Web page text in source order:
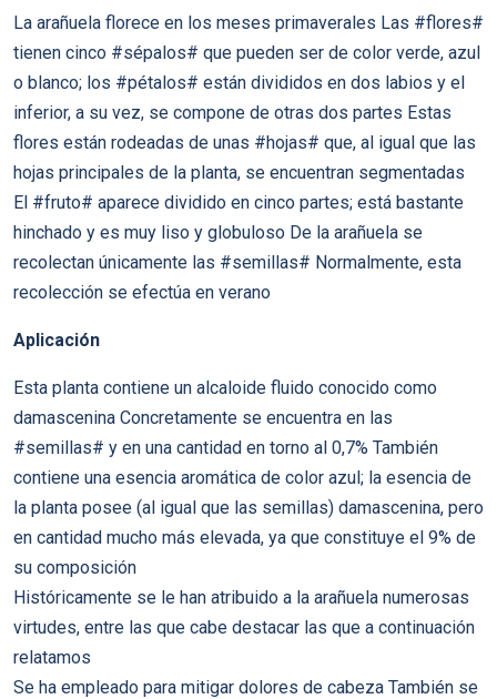
La arañuela florece en los meses primaverales Las #flores#
tienen cinco #sépalos# que pueden ser de color verde, azul
o blanco; los #pétalos# están divididos en dos labios y el
inferior, a su vez, se compone de otras dos partes Estas
flores están rodeadas de unas #hojas# que, al igual que las
hojas principales de la planta, se encuentran segmentadas
El #fruto# aparece dividido en cinco partes; está bastante
hinchado y es muy liso y globuloso De la arañuela se
recolectan únicamente las #semillas# Normalmente, esta
recolección se efectúa en verano
Aplicación
Esta planta contiene un alcaloide fluido conocido como
damascenina Concretamente se encuentra en las
#semillas# y en una cantidad en torno al 0,7% También
contiene una esencia aromática de color azul; la esencia de
la planta posee (al igual que las semillas) damascenina, pero
en cantidad mucho más elevada, ya que constituye el 9% de
su composición
Históricamente se le han atribuido a la arañuela numerosas
virtudes, entre las que cabe destacar las que a continuación
relatamos
Se ha empleado para mitigar dolores de cabeza También se